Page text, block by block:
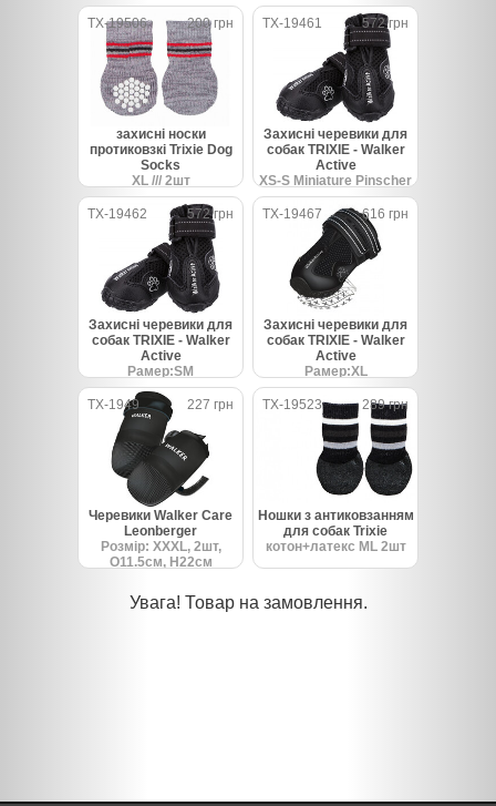
TX-19506 200 грн
захисні носки
протиковзкі Trixie Dog
Socks
XL /// 2шт
TX-19461 572 грн
Захисні черевики для
собак TRIXIE - Walker
Active
XS-S Miniature Pinscher
TX-19462 572 грн
Захисні черевики для
собак TRIXIE - Walker
Active
Рамер:SM
TX-19467 616 грн
Захисні черевики для
собак TRIXIE - Walker
Active
Рамер:XL
TX-1949 227 грн
Черевики Walker Care
Leonberger
Розмір: XXXL, 2шт,
O11.5см, H22см
TX-19523 289 грн
Ношки з антиковзанням
для собак Trixie
котон+латекс ML 2шт
Увага! Товар на замовлення.